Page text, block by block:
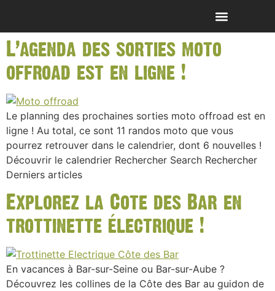
L’agenda des sorties moto
offroad est en ligne !
Le planning des prochaines sorties moto offroad est en
ligne ! Au total, ce sont 11 randos moto que vous
pourrez retrouver dans le calendrier, dont 6 nouvelles !
Découvrir le calendrier Rechercher Search Rechercher
Derniers articles
Explorez la Cote des Bar en
trottinette électrique !
En vacances à Bar-sur-Seine ou Bar-sur-Aube ?
Découvrez les collines de la Côte des Bar au guidon de